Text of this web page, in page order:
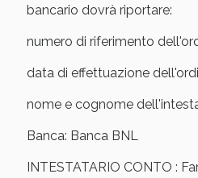
bancario dovrà riportare:
numero di riferimento
data di effettuazione
nome e cognome
Banca: Banca BNL
INTESTATARIO CONTO :